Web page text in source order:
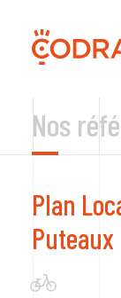
Des valeurs,
Nos savoir-
Notre regard
Nos
Plan
Puteaux